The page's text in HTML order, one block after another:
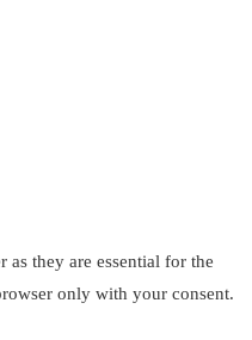
they are essential for the
only with your consent.